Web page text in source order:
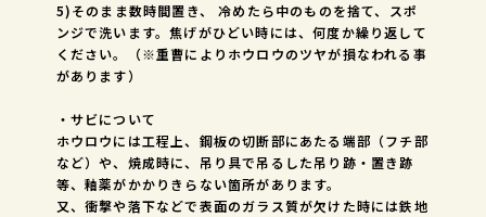
5)そのまま数時間置き、 冷めたら中のものを捨て、スポ
ンジで洗います。焦げがひどい時には、何度か繰り返して
ください。（※重曹によりホウロウのツヤが損なわれる事
があります）
・サビについて
ホウロウには工程上、鋼板の切断部にあたる端部（フチ部
など）や、焼成時に、吊り具で吊るした吊り跡・置き跡
等、釉薬がかかりきらない箇所があります。
又、衝撃や落下などで表面のガラス質が欠けた時には鉄地